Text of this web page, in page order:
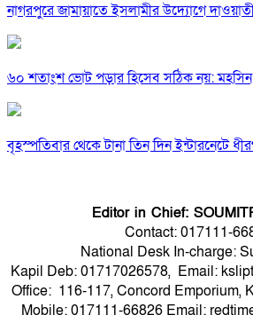
নাগরপুরে জামায়াতে ইসলামীর উদ্যোগে
৬০ শতাংশ ভোট পড়ার হিসেব সঠিক নয়:
বৃহস্পতিবার থেকে টানা তিন দিন ইন্টারনেটে
Editor in Chief:
Contact: 017111-
National Desk In-charge:
Kapil Deb: 01717026578, Email:
Office: 116-117, Concord Emporium,
Mobile: 017111-66826 Email: